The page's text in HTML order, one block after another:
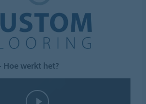
werkt het?